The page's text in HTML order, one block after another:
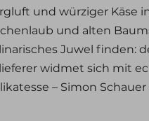
und würziger Käse
und alten
Juwel finden:
widmet sich mit
– Simon